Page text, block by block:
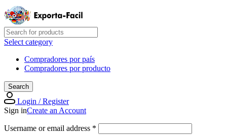
Select category
Compradores por país
Compradores por producto
Search
Login / Register
Sign inCreate an Account
Username or email address *